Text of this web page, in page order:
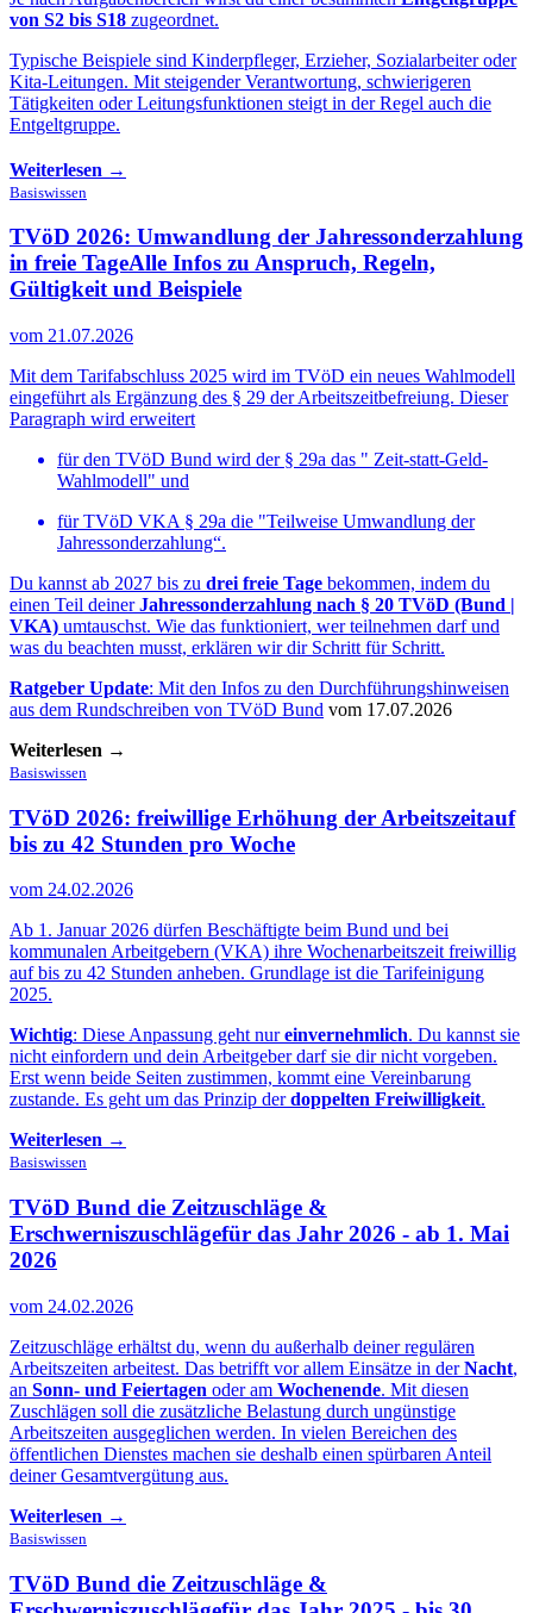
von S2 bis S18 zugeordnet.
Typische Beispiele sind Kinderpfleger, Erzieher, Sozialarbeiter oder
Kita-Leitungen. Mit steigender Verantwortung, schwierigeren
Tätigkeiten oder Leitungsfunktionen steigt in der Regel auch die
Entgeltgruppe.
Weiterlesen →
Basiswissen
TVöD 2026: Umwandlung der Jahressonderzahlung
in freie TageAlle Infos zu Anspruch, Regeln,
Gültigkeit und Beispiele
vom 21.07.2026
Mit dem Tarifabschluss 2025 wird im TVöD ein neues Wahlmodell
eingeführt als Ergänzung des § 29 der Arbeitszeitbefreiung. Dieser
Paragraph wird erweitert
für den TVöD Bund wird der § 29a das " Zeit-statt-Geld-
Wahlmodell" und
für TVöD VKA § 29a die "Teilweise Umwandlung der
Jahressonderzahlung“.
Du kannst ab 2027 bis zu drei freie Tage bekommen, indem du
einen Teil deinerJahressonderzahlung nach § 20 TVöD (Bund |
VKA) umtauschst. Wie das funktioniert, wer teilnehmen darf und
was du beachten musst, erklären wir dir Schritt für Schritt.
Ratgeber Update: Mit den Infos zu den Durchführungshinweisen
aus dem Rundschreiben von TVöD Bund vom 17.07.2026
Weiterlesen →
Basiswissen
TVöD 2026: freiwillige Erhöhung der Arbeitszeitauf
bis zu 42 Stunden pro Woche
vom 24.02.2026
Ab 1. Januar 2026 dürfen Beschäftigte beim Bund und bei
kommunalen Arbeitgebern (VKA) ihre Wochenarbeitszeit freiwillig
auf bis zu 42 Stunden anheben. Grundlage ist die Tarifeinigung
2025.
Wichtig: Diese Anpassung geht nureinvernehmlich. Du kannst sie
nicht einfordern und dein Arbeitgeber darf sie dir nicht vorgeben.
Erst wenn beide Seiten zustimmen, kommt eine Vereinbarung
zustande. Es geht um das Prinzip derdoppelten Freiwilligkeit.
Weiterlesen →
Basiswissen
TVöD Bund die Zeitzuschläge &
Erschwerniszuschlägefür das Jahr 2026 - ab 1. Mai
2026
vom 24.02.2026
Zeitzuschläge erhältst du, wenn du außerhalb deiner regulären
Arbeitszeiten arbeitest. Das betrifft vor allem Einsätze in derNacht,
an Sonn- und Feiertagen oder am Wochenende. Mit diesen
Zuschlägen soll die zusätzliche Belastung durch ungünstige
Arbeitszeiten ausgeglichen werden. In vielen Bereichen des
öffentlichen Dienstes machen sie deshalb einen spürbaren Anteil
deiner Gesamtvergütung aus.
Weiterlesen →
Basiswissen
TVöD Bund die Zeitzuschläge &